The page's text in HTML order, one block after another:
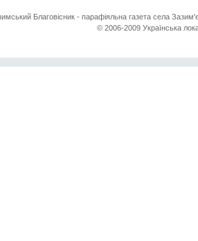
Благовісник - парафіяльна газета села
© 2006-2009 Українська